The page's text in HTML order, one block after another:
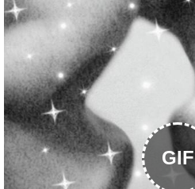
GIF